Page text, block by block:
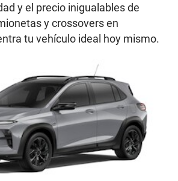
y el precio inigualables de
y crossovers en
tu vehículo ideal hoy mismo.